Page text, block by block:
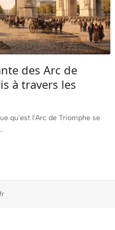
des Arc de
à travers les
qu'est l'Arc de Triomphe se